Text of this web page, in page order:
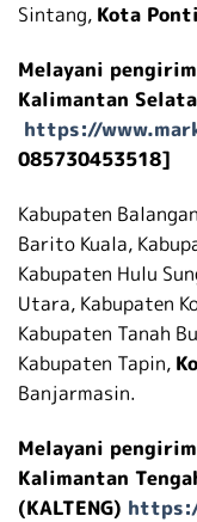
Sintang, Kota
Melayani
Kalimantan
https://
085730453518]
Kabupaten
Barito Kuala,
Kabupaten Hulu
Utara, Kabupaten
Kabupaten Tanah
Kabupaten Tapin,
Banjarmasin.
Melayani
Kalimantan
(KALTENG)